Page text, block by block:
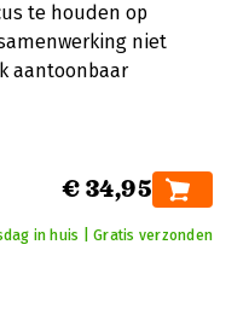
te houden op
niet
aantoonbaar
€ 34,95
in huis | Gratis verzonden